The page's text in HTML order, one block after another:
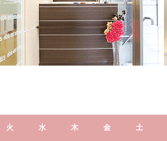
火 水 木 金 土